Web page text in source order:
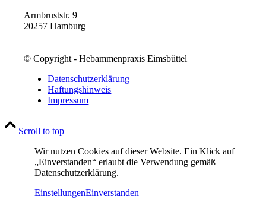
Armbruststr. 9
20257 Hamburg
© Copyright - Hebammenpraxis Eimsbüttel
Datenschutzerklärung
Haftungshinweis
Impressum
Scroll to top
Wir nutzen Cookies auf dieser Website. Ein Klick auf
„Einverstanden“ erlaubt die Verwendung gemäß
Datenschutzerklärung.
EinstellungenEinverstanden